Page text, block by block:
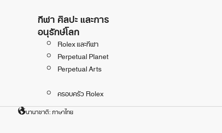
กีฬา ศิลปะ และการ
อนุรักษ์โลก
Rolex และกีฬา
Perpetual Planet
Perpetual Arts
ครอบครัว Rolex
นานาชาติ: ภาษาไทย